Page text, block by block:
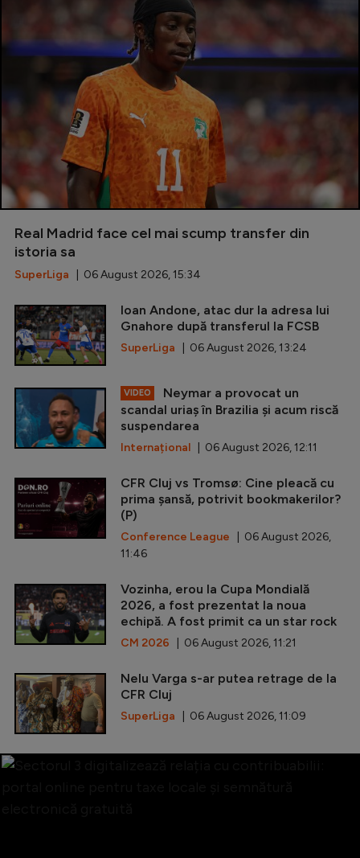
Real Madrid face cel mai scump transfer din
istoria sa
SuperLiga | 06 August 2026, 15:34
Ioan Andone, atac dur la adresa lui
Gnahore după transferul la FCSB
SuperLiga | 06 August 2026, 13:24
VIDEO
Neymar a provocat un
scandal uriaș în Brazilia și acum riscă
suspendarea
Internațional | 06 August 2026, 12:11
CFR Cluj vs Tromsø: Cine pleacă cu
prima șansă, potrivit bookmakerilor?
(P)
Conference League | 06 August 2026,
11:46
Vozinha, erou la Cupa Mondială
2026, a fost prezentat la noua
echipă. A fost primit ca un star rock
CM 2026 | 06 August 2026, 11:21
Nelu Varga s-ar putea retrage de la
CFR Cluj
SuperLiga | 06 August 2026, 11:09